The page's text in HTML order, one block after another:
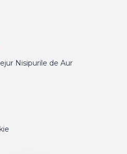
Nisipurile de Aur